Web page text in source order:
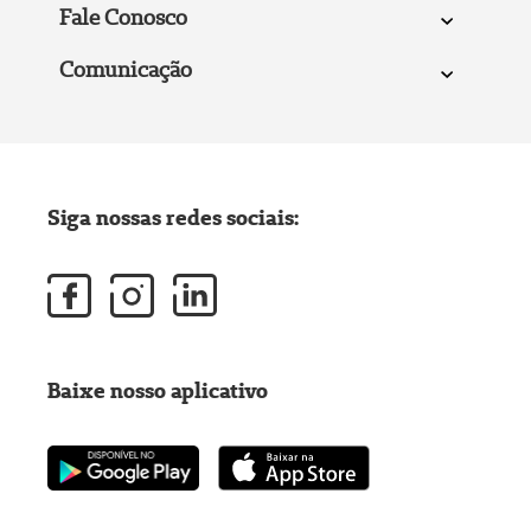
Fale Conosco
Comunicação
Siga nossas redes sociais:
Baixe nosso aplicativo